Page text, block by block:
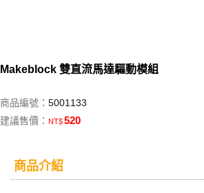
Makeblock 雙直流馬達驅動模組
商品編號： 5001133
建議售價： NT$520
商品介紹